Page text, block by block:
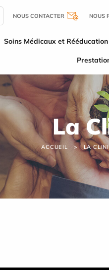
NOUS CONTACTER NOUS
Soins Médicaux et Rééducation
La
ACCUEIL LA